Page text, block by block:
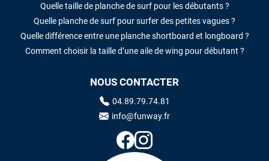
Quelle taille de planche de surf pour les débutants ?
Quelle planche de surf pour surfer des petites vagues ?
Quelle différence entre une planche shortboard et longboard ?
Comment choisir la taille d’une aile de wing pour débutant ?
NOUS CONTACTER
04.89.79.74.81
info@funway.fr